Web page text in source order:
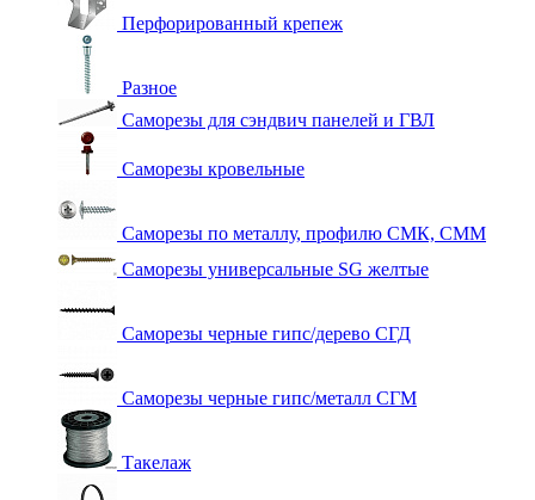
Перфорированный крепеж
Разное
Саморезы для сэндвич панелей и ГВЛ
Саморезы кровельные
Саморезы по металлу, профилю СМК, СММ
Саморезы универсальные SG желтые
Саморезы черные гипс/дерево СГД
Саморезы черные гипс/металл СГМ
Такелаж